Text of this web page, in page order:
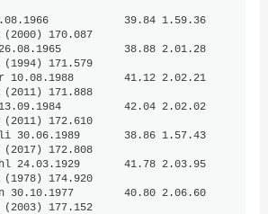
39.84 1.59.36
170.087
38.88 2.01.28
171.579
10.08.1988        41.12 2.02.21
171.888
42.04 2.02.02
172.610
30.06.1989       38.86 1.57.43
172.808
24.03.1929       41.78 2.03.95
174.920
30.10.1977        40.80 2.06.60
177.152